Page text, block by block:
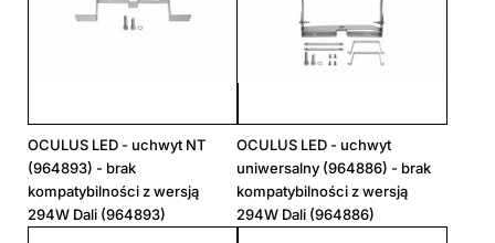
OCULUS LED - uchwyt NT
(964893) - brak
kompatybilności z wersją
294W Dali (964893)
OCULUS LED - uchwyt
uniwersalny (964886) - brak
kompatybilności z wersją
294W Dali (964886)